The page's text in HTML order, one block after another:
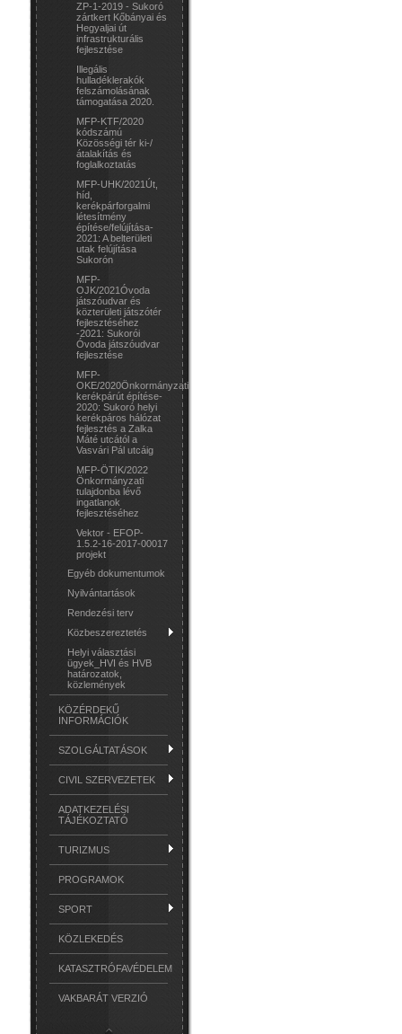
ZP-1-2019 - Sukoró
zártkert Kőbányai és
Hegyaljai út
infrastrukturális
fejlesztése
Illegális
hulladéklerakók
felszámolásának
támogatása 2020.
MFP-KTF/2020
kódszámú
Közösségi tér ki-/
átalakítás és
foglalkoztatás
MFP-UHK/2021Út,
híd,
kerékpárforgalmi
létesítmény
építése/felújítása-
2021: A belterületi
utak felújítása
Sukorón
MFP-
OJK/2021Óvoda
játszóudvar és
közterületi játszótér
fejlesztéséhez
-2021: Sukorói
Óvoda játszóudvar
fejlesztése
MFP-
OKE/2020Önkormányzati
kerékpárút építése-
2020: Sukoró helyi
kerékpáros hálózat
fejlesztés a Zalka
Máté utcától a
Vasvári Pál utcáig
MFP-ÖTIK/2022
Önkormányzati
tulajdonba lévő
ingatlanok
fejlesztéséhez
Vektor - EFOP-
1.5.2-16-2017-00017
projekt
Egyéb dokumentumok
Nyilvántartások
Rendezési terv
Közbeszereztetés
Helyi választási
ügyek_HVI és HVB
határozatok,
közlemények
KÖZÉRDEKŰ
INFORMÁCIÓK
SZOLGÁLTATÁSOK
CIVIL SZERVEZETEK
ADATKEZELÉSI
TÁJÉKOZTATÓ
TURIZMUS
PROGRAMOK
SPORT
KÖZLEKEDÉS
KATASZTRÓFAVÉDELEM
VAKBARÁT VERZIÓ